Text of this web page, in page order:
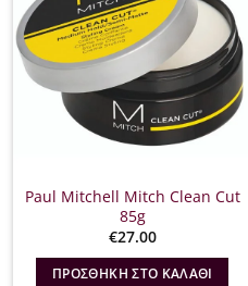
Paul Mitchell Mitch Clean Cut
85g
€27.00
ΠΡΟΣΘΉΚΗ ΣΤΟ ΚΑΛΆΘΙ